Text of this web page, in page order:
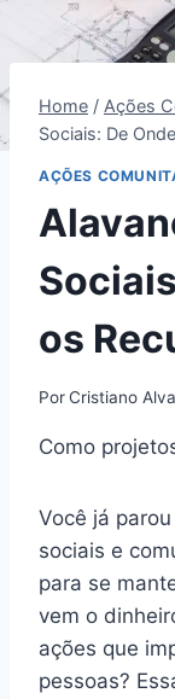
Home / Ações
Sociais: De
AÇÕES
os
PorCristiano
Como
Você já
sociais e
para se
vem o
ações que
pessoas?